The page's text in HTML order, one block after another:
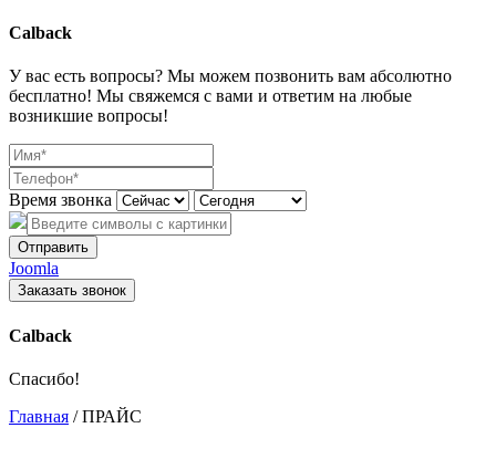
Calback
У вас есть вопросы? Мы можем позвонить вам абсолютно
бесплатно! Мы свяжемся с вами и ответим на любые
возникшие вопросы!
Время звонка
Отправить
Joomla
Заказать звонок
Calback
Спасибо!
Главная /ПРАЙС